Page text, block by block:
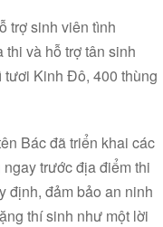
trợ sinh viên tình
và hỗ trợ tân sinh
tươi Kinh Đô, 400 thùng
Bác đã triển khai các
trước địa điểm thi
định, đảm bảo an ninh
thí sinh như một lời